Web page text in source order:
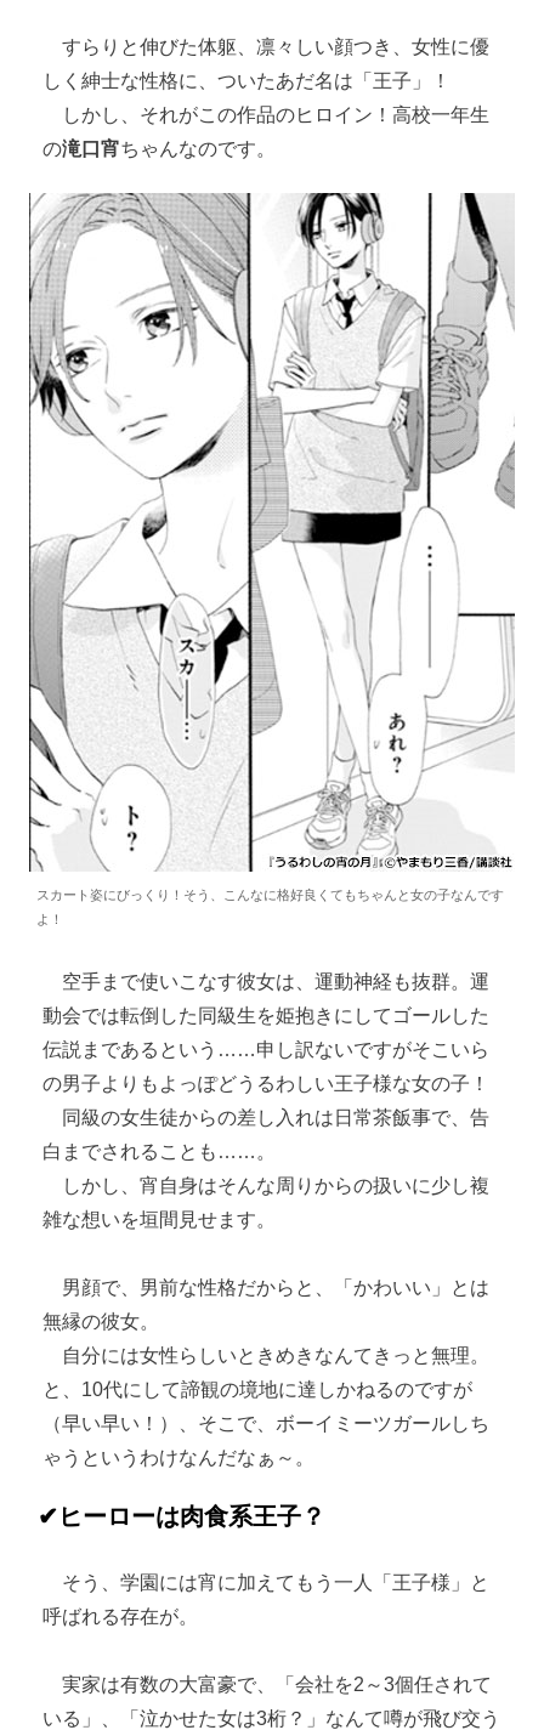
すらりと伸びた体躯、凛々しい顔つき、女性に優
しく紳士な性格に、ついたあだ名は「王子」！
しかし、それがこの作品のヒロイン！高校一年生
の滝口宵ちゃんなのです。
スカート姿にびっくり！そう、こんなに格好良くてもちゃんと女の子なんです
よ！
空手まで使いこなす彼女は、運動神経も抜群。運
動会では転倒した同級生を姫抱きにしてゴールした
伝説まであるという……申し訳ないですがそこいら
の男子よりもよっぽどうるわしい王子様な女の子！
同級の女生徒からの差し入れは日常茶飯事で、告
白までされることも……。
しかし、宵自身はそんな周りからの扱いに少し複
雑な想いを垣間見せます。
男顔で、男前な性格だからと、「かわいい」とは
無縁の彼女。
自分には女性らしいときめきなんてきっと無理。
と、10代にして諦観の境地に達しかねるのですが
（早い早い！）、そこで、ボーイミーツガールしち
ゃうというわけなんだなぁ～。
✔ヒーローは肉食系王子？
そう、学園には宵に加えてもう一人「王子様」と
呼ばれる存在が。
実家は有数の大富豪で、「会社を2～3個任されて
いる」、「泣かせた女は3桁？」なんて噂が飛び交う